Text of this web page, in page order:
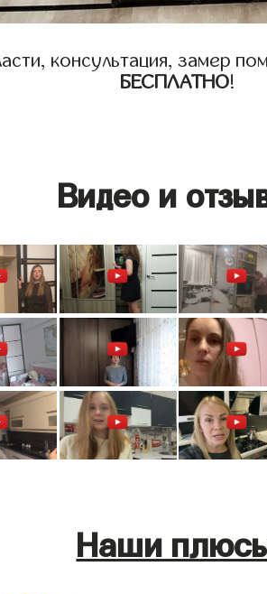
консультация, замер
БЕСПЛАТНО!
Видео и
Наши